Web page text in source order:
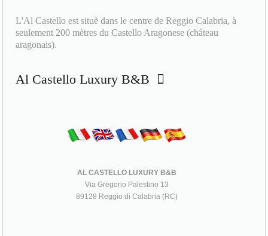
L'Al Castello est situè dans le centre de Reggio Calabria, à
seulement 200 mètres du Castello Aragonese (château
aragonais).
Al Castello Luxury B&B
AL CASTELLO LUXURY B&B
Via Gregorio Palestino 13
89128 Reggio di Calabria (RC)